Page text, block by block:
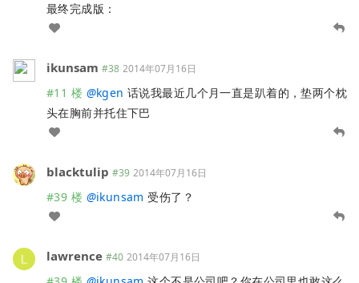
最终完成版：
ikunsam #38 2014年07月16日
#11 楼 @kgen 话说我最近几个月一直是趴着的，垫两个枕
头在胸前并托住下巴
blacktulip #39 2014年07月16日
#39 楼 @ikunsam 受伤了？
lawrence #40 2014年07月16日